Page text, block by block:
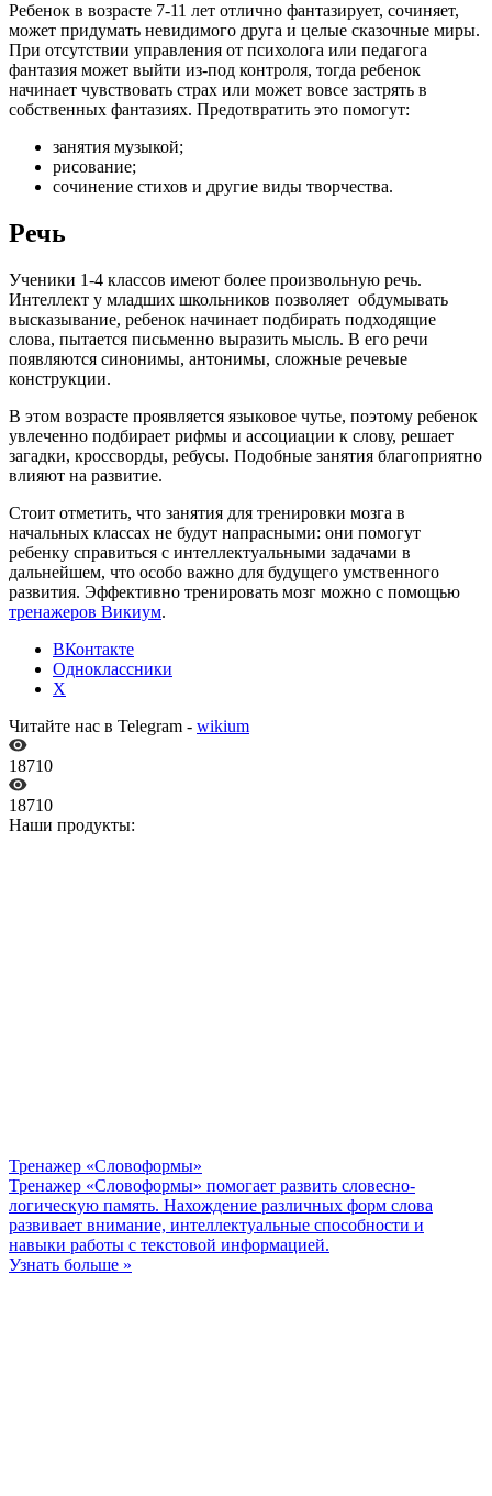
Ребенок в возрасте 7-11 лет отлично фантазирует, сочиняет,
может придумать невидимого друга и целые сказочные миры.
При отсутствии управления от психолога или педагога
фантазия может выйти из-под контроля, тогда ребенок
начинает чувствовать страх или может вовсе застрять в
собственных фантазиях. Предотвратить это помогут:
занятия музыкой;
рисование;
сочинение стихов и другие виды творчества.
Речь
Ученики 1-4 классов имеют более произвольную речь.
Интеллект у младших школьников позволяет обдумывать
высказывание, ребенок начинает подбирать подходящие
слова, пытается письменно выразить мысль. В его речи
появляются синонимы, антонимы, сложные речевые
конструкции.
В этом возрасте проявляется языковое чутье, поэтому ребенок
увлеченно подбирает рифмы и ассоциации к слову, решает
загадки, кроссворды, ребусы. Подобные занятия благоприятно
влияют на развитие.
Стоит отметить, что занятия для тренировки мозга в
начальных классах не будут напрасными: они помогут
ребенку справиться с интеллектуальными задачами в
дальнейшем, что особо важно для будущего умственного
развития. Эффективно тренировать мозг можно с помощью
тренажеров Викиум.
ВКонтакте
Одноклассники
X
Читайте нас в Telegram - wikium
18710
18710
Наши продукты:
Тренажер «Словоформы»
Тренажер «Словоформы» помогает развить словесно-
логическую память. Нахождение различных форм слова
развивает внимание, интеллектуальные способности и
навыки работы с текстовой информацией.
Узнать больше »